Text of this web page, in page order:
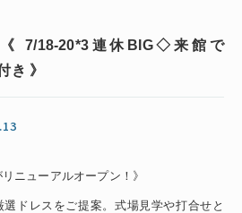
7/18-20*3連休BIG◇来館で
き 》
ニューアルオープン！》
選ドレスをご提案。式場見学や打合せと